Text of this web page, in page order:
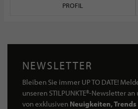
PROFIL
NEWSLETTER
Bleiben Sie immer UP TO DATE!
unseren STILPUNKTE®-Newsletter
von exklusiven Neuigkeiten, Trends